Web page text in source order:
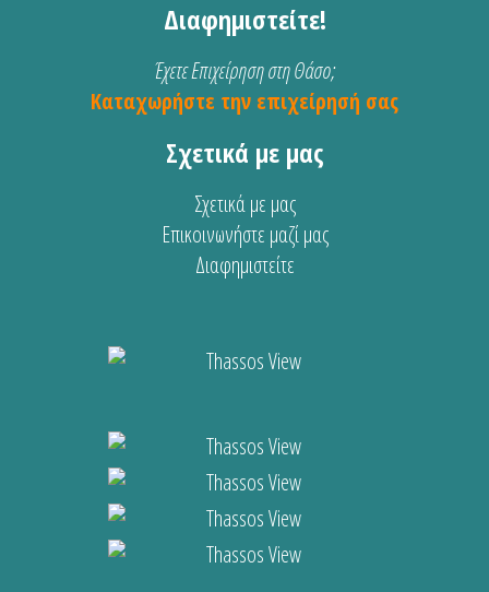
Διαφημιστείτε!
Έχετε Επιχείρηση στη Θάσο;
Καταχωρήστε την επιχείρησή σας
Σχετικά με μας
Σχετικά με μας
Επικοινωνήστε μαζί μας
Διαφημιστείτε